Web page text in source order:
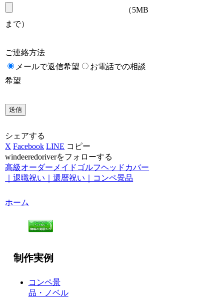
（5MB
まで）
ご連絡方法
メールで返信希望
お電話での相談
希望
シェアする
X Facebook LINE コピー
windeeredoriverをフォローする
高級オーダーメイドゴルフヘッドカバー
｜退職祝い｜還暦祝い｜コンペ景品
ホーム
制作実例
コンペ景
品・ノベル